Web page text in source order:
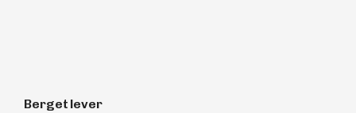
Berget lever